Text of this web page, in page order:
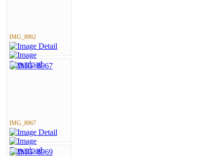
IMG_8962
IMG_8967